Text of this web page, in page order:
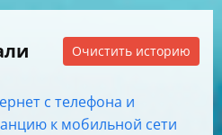
Очистить историю
с телефона и
к мобильной сети